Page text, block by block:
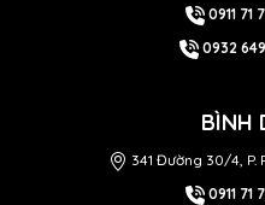
0911 71
0932
BÌNH
341 Đường 30/4, P.
0911 71